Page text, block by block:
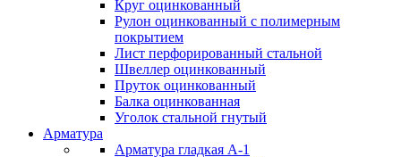
Круг оцинкованный
Рулон оцинкованный с полимерным
покрытием
Лист перфорированный стальной
Швеллер оцинкованный
Пруток оцинкованный
Балка оцинкованная
Уголок стальной гнутый
Арматура
Арматура гладкая А-1